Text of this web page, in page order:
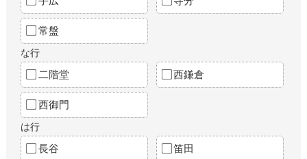
常盤
な行
二階堂 西鎌倉
西御門
は行
長谷 笛田